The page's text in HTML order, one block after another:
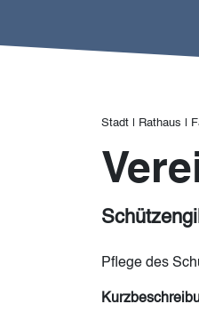
Stadt | Rathaus |
Pflege des